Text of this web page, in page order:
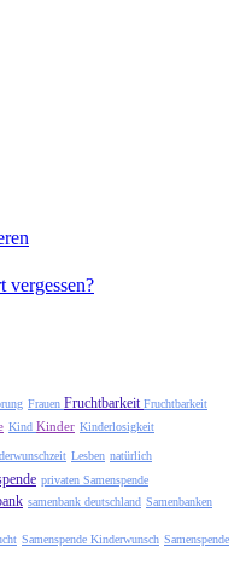
vergessen?
Frauen FruchtbarkeitFruchtbarkeit
Kind Kinder Kinderlosigkeit
Lesben natürlich
privaten Samenspende
samenbank deutschland Samenbanken
Samenspende Kinderwunsch Samenspende